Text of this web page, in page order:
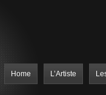
Home L’Artiste